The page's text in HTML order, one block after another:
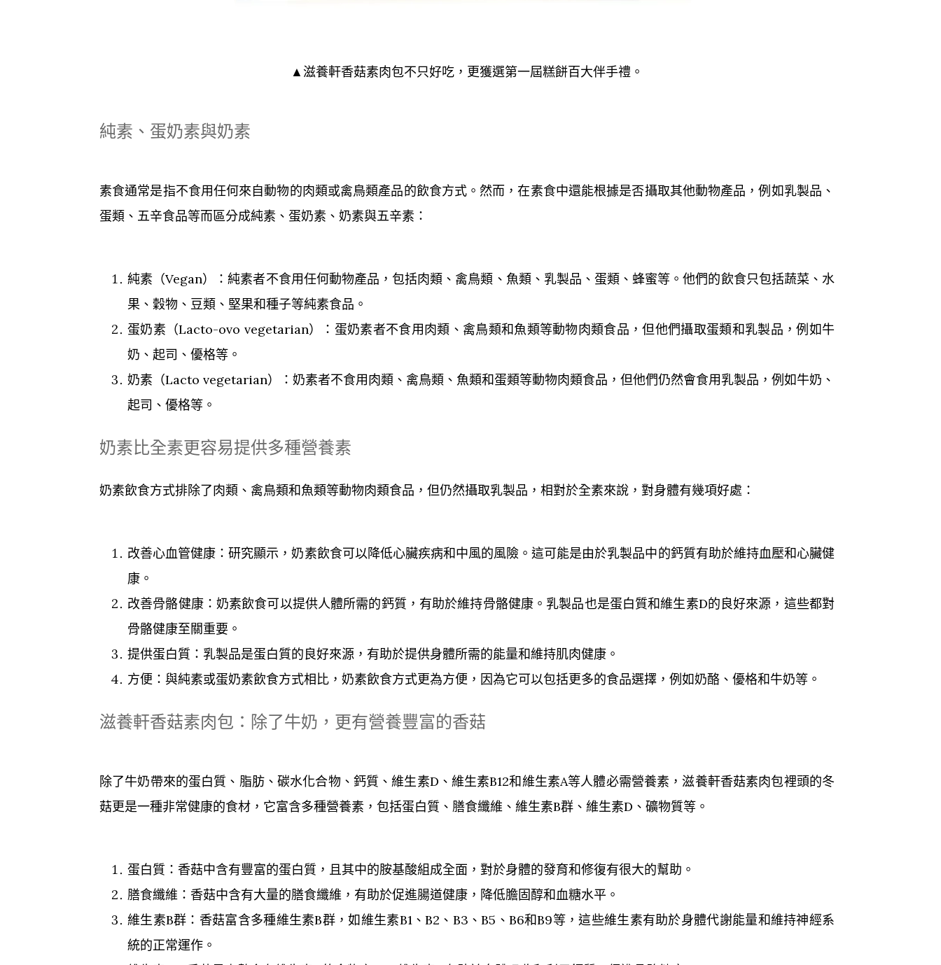
▲滋養軒香菇素肉包不只好吃，更獲選第一屆糕餅百大伴手禮。
純素、蛋奶素與奶素
素食通常是指不食用任何來自動物的肉類或禽鳥類產品的飲食方式。然而，在素食中還能根據是否攝取其他動物產品，例如乳製品、
蛋類、五辛食品等而區分成純素、蛋奶素、奶素與五辛素：
純素（Vegan）：純素者不食用任何動物產品，包括肉類、禽鳥類、魚類、乳製品、蛋類、蜂蜜等。他們的飲食只包括蔬菜、水
果、穀物、豆類、堅果和種子等純素食品。
蛋奶素（Lacto-ovo vegetarian）：蛋奶素者不食用肉類、禽鳥類和魚類等動物肉類食品，但他們攝取蛋類和乳製品，例如牛
奶、起司、優格等。
奶素（Lacto vegetarian）：奶素者不食用肉類、禽鳥類、魚類和蛋類等動物肉類食品，但他們仍然會食用乳製品，例如牛奶、
起司、優格等。
奶素比全素更容易提供多種營養素
奶素飲食方式排除了肉類、禽鳥類和魚類等動物肉類食品，但仍然攝取乳製品，相對於全素來說，對身體有幾項好處：
改善心血管健康：研究顯示，奶素飲食可以降低心臟疾病和中風的風險。這可能是由於乳製品中的鈣質有助於維持血壓和心臟健
康。
改善骨骼健康：奶素飲食可以提供人體所需的鈣質，有助於維持骨骼健康。乳製品也是蛋白質和維生素D的良好來源，這些都對
骨骼健康至關重要。
提供蛋白質：乳製品是蛋白質的良好來源，有助於提供身體所需的能量和維持肌肉健康。
方便：與純素或蛋奶素飲食方式相比，奶素飲食方式更為方便，因為它可以包括更多的食品選擇，例如奶酪、優格和牛奶等。
滋養軒香菇素肉包：除了牛奶，更有營養豐富的香菇
除了牛奶帶來的蛋白質、脂肪、碳水化合物、鈣質、維生素D、維生素B12和維生素A等人體必需營養素，滋養軒香菇素肉包裡頭的冬
菇更是一種非常健康的食材，它富含多種營養素，包括蛋白質、膳食纖維、維生素B群、維生素D、礦物質等。
蛋白質：香菇中含有豐富的蛋白質，且其中的胺基酸組成全面，對於身體的發育和修復有很大的幫助。
膳食纖維：香菇中含有大量的膳食纖維，有助於促進腸道健康，降低膽固醇和血糖水平。
維生素B群：香菇富含多種維生素B群，如維生素B1、B2、B3、B5、B6和B9等，這些維生素有助於身體代謝能量和維持神經系
統的正常運作。